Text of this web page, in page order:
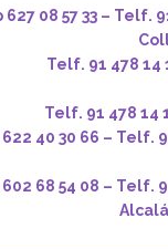
08 57 33 – Telf.
478 14 19 –
478 14 19 –
40 30 66 – Telf.
68 54 08 – Telf.